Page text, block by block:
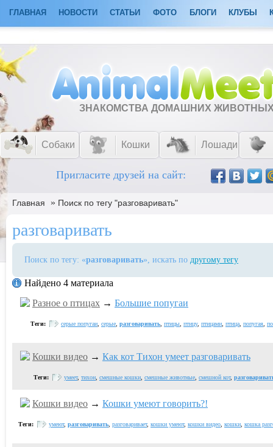
ГЛАВНАЯ НОВОСТИ СТАТЬИ ФОТО БЛОГИ КЛУБЫ
ЗНАКОМСТВА ДОМАШНИХ
Собаки Кошки Лошади
Пригласите друзей на сайт:
Главная » Поиск по тегу "разговаривать"
разговаривать
Поиск по тегу: «разговаривать», искать по другому тегу
Найдено 4 материала
Разное о птицах → Большие попугаи
Теги: серые попугаи серые разговаривать птицы птицу, птицами птица попугая
Кошки видео → Как кот Тихон умеет разговаривать
Теги: умеет, тихон смешные кошки смешные животные смешной кот,
Кошки видео → Кошки умеют говорить?!
Теги: умеют, разговаривать разговаривает, кошки умеют, кошки видео кошки кошка